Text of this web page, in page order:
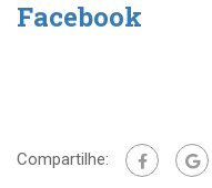
Facebook
Compartilhe: